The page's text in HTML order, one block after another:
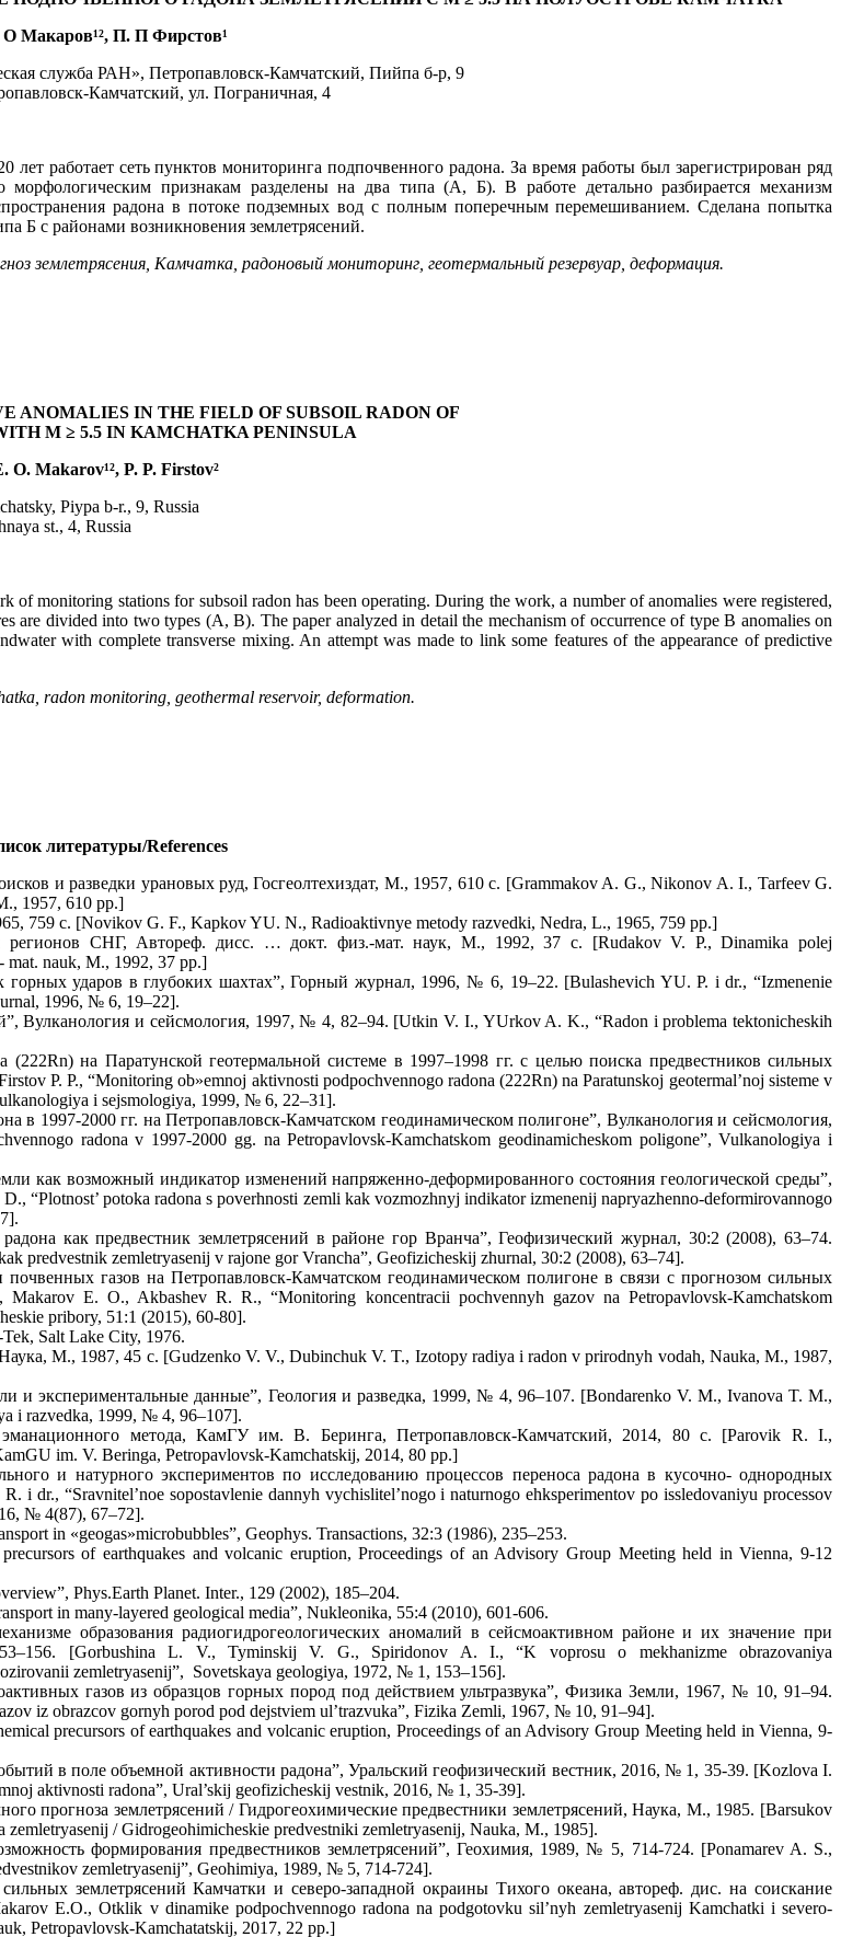
Макаров¹², П. П Фирстов¹
служба РАН», Петропавловск-Камчатский, Пийпа б-р, 9
Камчатский, ул. Пограничная, 4
работает сеть пунктов мониторинга подпочвенного радона. За время работы был зарегистрирован ряд
признакам разделены на два типа (А, Б). В работе детально разбирается механизм
радона в потоке подземных вод с полным поперечным перемешиванием. Сделана попытка
Б с районами возникновения землетрясений.
землетрясения, Камчатка, радоновый мониторинг, геотермальный резервуар, деформация.
ANOMALIES IN THE FIELD OF SUBSOIL RADON OF
M ≥ 5.5 IN KAMCHATKA PENINSULA
O. Makarov¹², P. P. Firstov²
Piypa b-r., 9, Russia
st., 4, Russia
of monitoring stations for subsoil radon has been operating. During the work, a number of anomalies were registered,
are divided into two types (A, B). The paper analyzed in detail the mechanism of occurrence of type B anomalies on
with complete transverse mixing. An attempt was made to link some features of the appearance of predictive
radon monitoring, geothermal reservoir, deformation.
литературы/References
и разведки урановых руд, Госгеолтехиздат, М., 1957, 610 с. [Grammakov A. G., Nikonov A. I., Tarfeev G.
1957, 610 pp.]
759 с. [Novikov G. F., Kapkov YU. N., Radioaktivnye metody razvedki, Nedra, L., 1965, 759 pp.]
регионов СНГ, Автореф. дисс. … докт. физ.-мат. наук, М., 1992, 37 с. [Rudakov V. P., Dinamika polej
nauk, M., 1992, 37 pp.]
ударов в глубоких шахтах”, Горный журнал, 1996, № 6, 19–22. [Bulashevich YU. P. i dr., “Izmenenie
1996, № 6, 19–22].
Вулканология и сейсмология, 1997, № 4, 82–94. [Utkin V. I., YUrkov A. K., “Radon i problema tektonicheskih
на Паратунской геотермальной системе в 1997–1998 гг. с целью поиска предвестников сильных
P. P., “Monitoring ob»emnoj aktivnosti podpochvennogo radona (222Rn) na Paratunskoj geotermal’noj sisteme v
i sejsmologiya, 1999, № 6, 22–31].
в 1997-2000 гг. на Петропавловск-Камчатском геодинамическом полигоне”, Вулканология и сейсмология,
radona v 1997-2000 gg. na Petropavlovsk-Kamchatskom geodinamicheskom poligone”, Vulkanologiya i
как возможный индикатор изменений напряженно-деформированного состояния геологической среды”,
“Plotnost’ potoka radona s poverhnosti zemli kak vozmozhnyj indikator izmenenij napryazhenno-deformirovannogo
как предвестник землетрясений в районе гор Вранча”, Геофизический журнал, 30:2 (2008), 63–74.
predvestnik zemletryasenij v rajone gor Vrancha”, Geofizicheskij zhurnal, 30:2 (2008), 63–74].
газов на Петропавловск-Камчатском геодинамическом полигоне в связи с прогнозом сильных
E. O., Akbashev R. R., “Monitoring koncentracii pochvennyh gazov na Petropavlovsk-Kamchatskom
pribory, 51:1 (2015), 60-80].
Salt Lake City, 1976.
М., 1987, 45 с. [Gudzenko V. V., Dubinchuk V. T., Izotopy radiya i radon v prirodnyh vodah, Nauka, M., 1987,
экспериментальные данные”, Геология и разведка, 1999, № 4, 96–107. [Bondarenko V. M., Ivanova T. M.,
i razvedka, 1999, № 4, 96–107].
метода, КамГУ им. В. Беринга, Петропавловск-Камчатский, 2014, 80 с. [Parovik R. I.,
im. V. Beringa, Petropavlovsk-Kamchatskij, 2014, 80 pp.]
и натурного экспериментов по исследованию процессов переноса радона в кусочно- однородных
“Sravnitel’noe sopostavlenie dannyh vychislitel’nogo i naturnogo ehksperimentov po issledovaniyu processov
№ 4(87), 67–72].
in «geogas»microbubbles”, Geophys. Transactions, 32:3 (1986), 235–253.
of earthquakes and volcanic eruption, Proceedings of an Advisory Group Meeting held in Vienna, 9-12
Phys.Earth Planet. Inter., 129 (2002), 185–204.
in many-layered geological media”, Nukleonika, 55:4 (2010), 601-606.
образования радиогидрогеологических аномалий в сейсмоактивном районе и их значение при
[Gorbushina L. V., Tyminskij V. G., Spiridonov A. I., “K voprosu o mekhanizme obrazovaniya
zemletryasenij”, Sovetskaya geologiya, 1972, № 1, 153–156].
газов из образцов горных пород под действием ультразвука”, Физика Земли, 1967, № 10, 91–94.
iz obrazcov gornyh porod pod dejstviem ul’trazvuka”, Fizika Zemli, 1967, № 10, 91–94].
precursors of earthquakes and volcanic eruption, Proceedings of an Advisory Group Meeting held in Vienna, 9-
в поле объемной активности радона”, Уральский геофизический вестник, 2016, № 1, 35-39. [Kozlova I.
aktivnosti radona”, Ural’skij geofizicheskij vestnik, 2016, № 1, 35-39].
прогноза землетрясений / Гидрогеохимические предвестники землетрясений, Наука, М., 1985. [Barsukov
/ Gidrogeohimicheskie predvestniki zemletryasenij, Nauka, M., 1985].
формирования предвестников землетрясений”, Геохимия, 1989, № 5, 714-724. [Ponamarev A. S.,
zemletryasenij”, Geohimiya, 1989, № 5, 714-724].
землетрясений Камчатки и северо-западной окраины Тихого океана, автореф. дис. на соискание
E.O., Otklik v dinamike podpochvennogo radona na podgotovku sil’nyh zemletryasenij Kamchatki i severo-
Petropavlovsk-Kamchatatskij, 2017, 22 pp.]